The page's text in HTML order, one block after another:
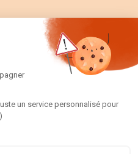
du
un service personnalisé pour
VOLT D96C90-V 500V